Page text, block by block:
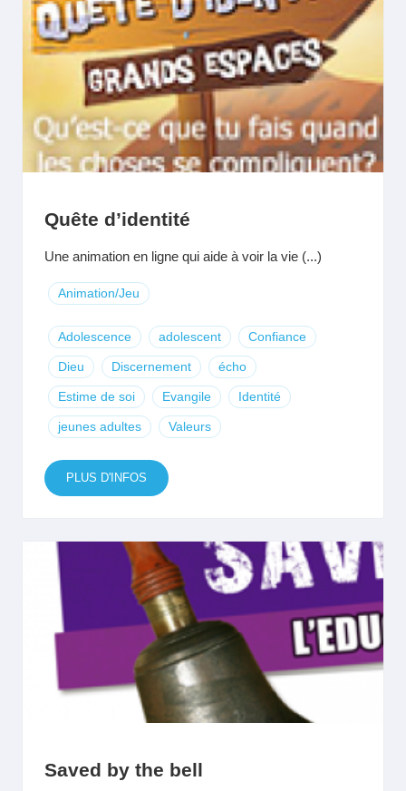
Quête d’identité
Une animation en ligne qui aide à voir la vie (...)
Animation/Jeu
Adolescence adolescent Confiance
Dieu Discernement écho
Estime de soi Evangile Identité
jeunes adultes Valeurs
PLUS D'INFOS
Saved by the bell